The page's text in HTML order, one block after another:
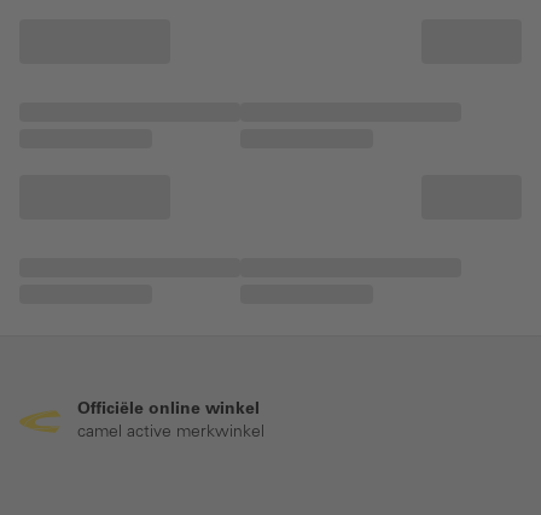
Officiële online winkel
camel active merkwinkel